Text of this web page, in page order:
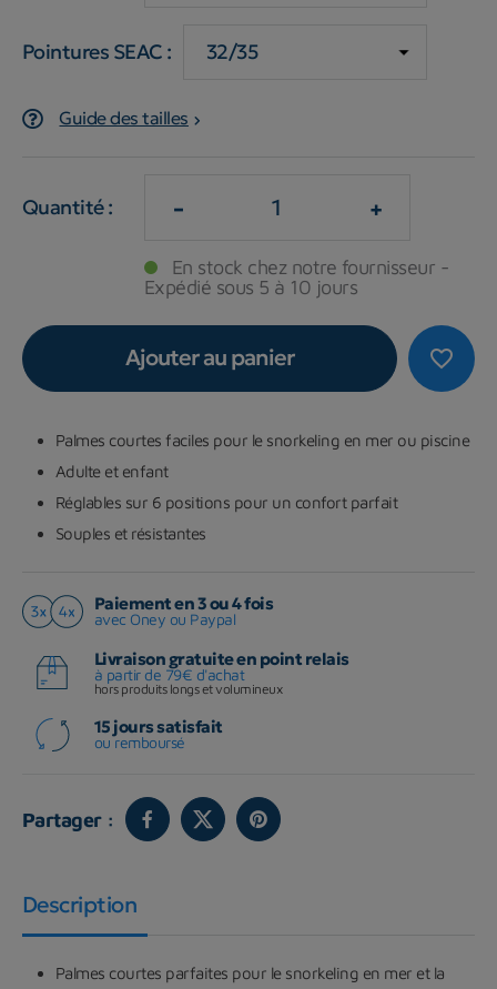
Pointures SEAC :
Guide des tailles
Quantité : - +
En stock chez notre fournisseur -
Expédié sous 5 à 10 jours
favorite_border
Ajouter au panier
Palmes courtes faciles pour le snorkeling en mer ou piscine
Adulte et enfant
Réglables sur 6 positions pour un confort parfait
Souples et résistantes
Paiement en 3 ou 4 fois
avec Oney ou Paypal
Livraison gratuite en point relais
à partir de 79€ d'achat
hors produits longs et volumineux
15 jours satisfait
ou remboursé
Partager :
Description
Palmes courtes parfaites pour le snorkeling en mer et la